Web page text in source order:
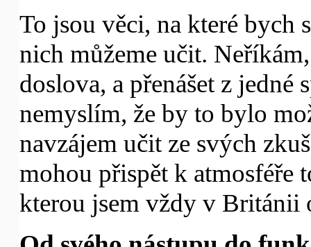
To jsou věci, na které bych
nich můžeme učit.
doslova, a přenášet z jedné
nemyslím, že by to bylo
navzájem učit ze svých
mohou přispět k atmosféře
kterou jsem vždy v Británii